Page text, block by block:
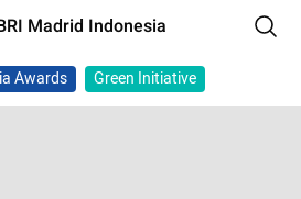
Madrid Indonesia
Awards Green Initiative